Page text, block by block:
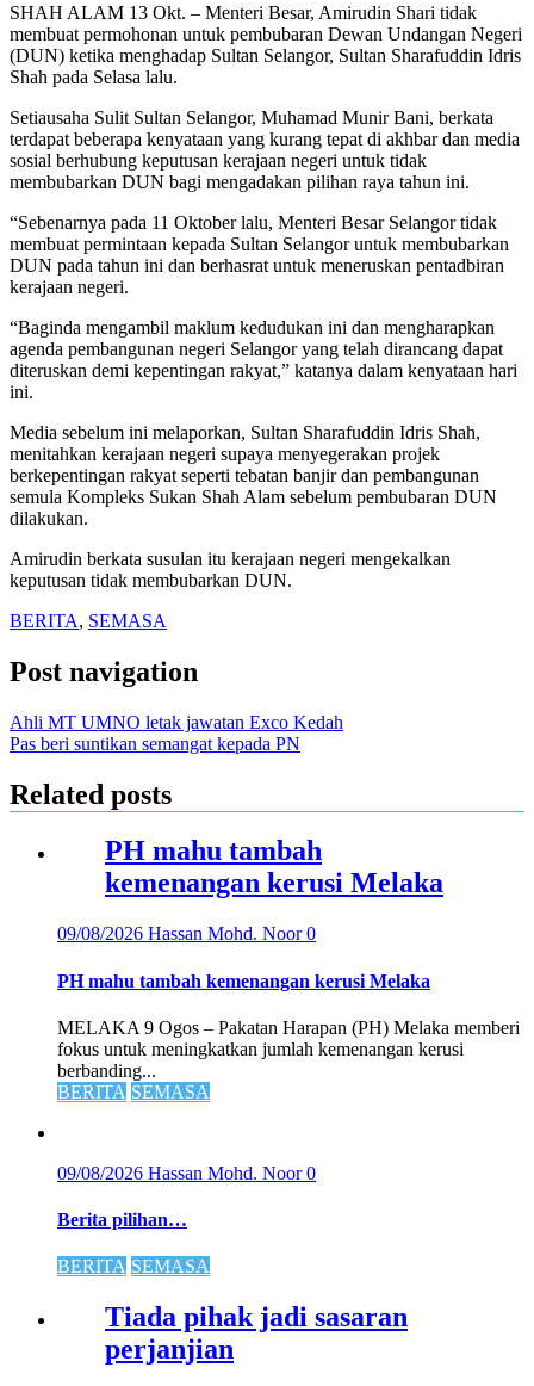
SHAH ALAM 13 Okt. – Menteri Besar, Amirudin Shari tidak
membuat permohonan untuk pembubaran Dewan Undangan Negeri
(DUN) ketika menghadap Sultan Selangor, Sultan Sharafuddin Idris
Shah pada Selasa lalu.
Setiausaha Sulit Sultan Selangor, Muhamad Munir Bani, berkata
terdapat beberapa kenyataan yang kurang tepat di akhbar dan media
sosial berhubung keputusan kerajaan negeri untuk tidak
membubarkan DUN bagi mengadakan pilihan raya tahun ini.
“Sebenarnya pada 11 Oktober lalu, Menteri Besar Selangor tidak
membuat permintaan kepada Sultan Selangor untuk membubarkan
DUN pada tahun ini dan berhasrat untuk meneruskan pentadbiran
kerajaan negeri.
“Baginda mengambil maklum kedudukan ini dan mengharapkan
agenda pembangunan negeri Selangor yang telah dirancang dapat
diteruskan demi kepentingan rakyat,” katanya dalam kenyataan hari
ini.
Media sebelum ini melaporkan, Sultan Sharafuddin Idris Shah,
menitahkan kerajaan negeri supaya menyegerakan projek
berkepentingan rakyat seperti tebatan banjir dan pembangunan
semula Kompleks Sukan Shah Alam sebelum pembubaran DUN
dilakukan.
Amirudin berkata susulan itu kerajaan negeri mengekalkan
keputusan tidak membubarkan DUN.
BERITA, SEMASA
Post navigation
Ahli MT UMNO letak jawatan Exco Kedah
Pas beri suntikan semangat kepada PN
Related posts
PH mahu tambah
kemenangan kerusi Melaka
09/08/2026 Hassan Mohd. Noor0
PH mahu tambah kemenangan kerusi Melaka
MELAKA 9 Ogos – Pakatan Harapan (PH) Melaka memberi
fokus untuk meningkatkan jumlah kemenangan kerusi
berbanding...
BERITA SEMASA
09/08/2026 Hassan Mohd. Noor0
Berita pilihan…
BERITA SEMASA
Tiada pihak jadi sasaran
perjanjian